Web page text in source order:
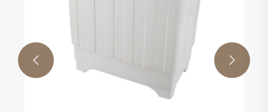
 